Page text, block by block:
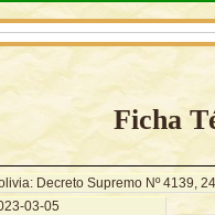
Ficha
Decreto Supremo Nº 4139,
03-05